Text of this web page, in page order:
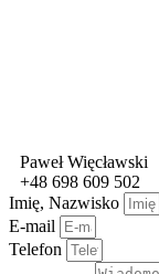
Paweł Więcławski
+48 698 609 502
Imię, Nazwisko
E-mail
Telefon